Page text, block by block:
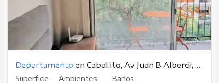
Departamento en Caballito, Av Juan B Alberdi, al 500
Superficie
Ambientes
Baños